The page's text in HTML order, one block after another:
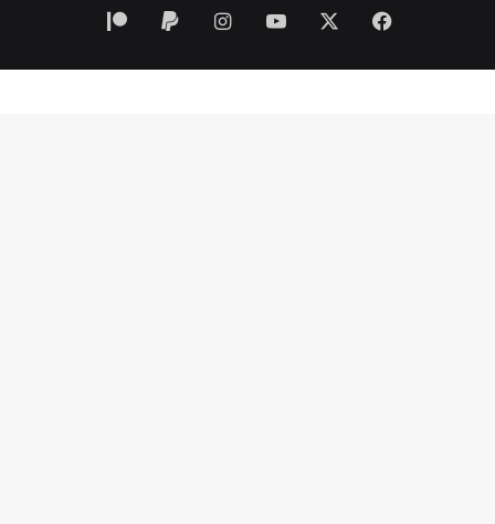
فيسبوك ‫YouTubeانستقرام
‏Paypal
‫Patreon